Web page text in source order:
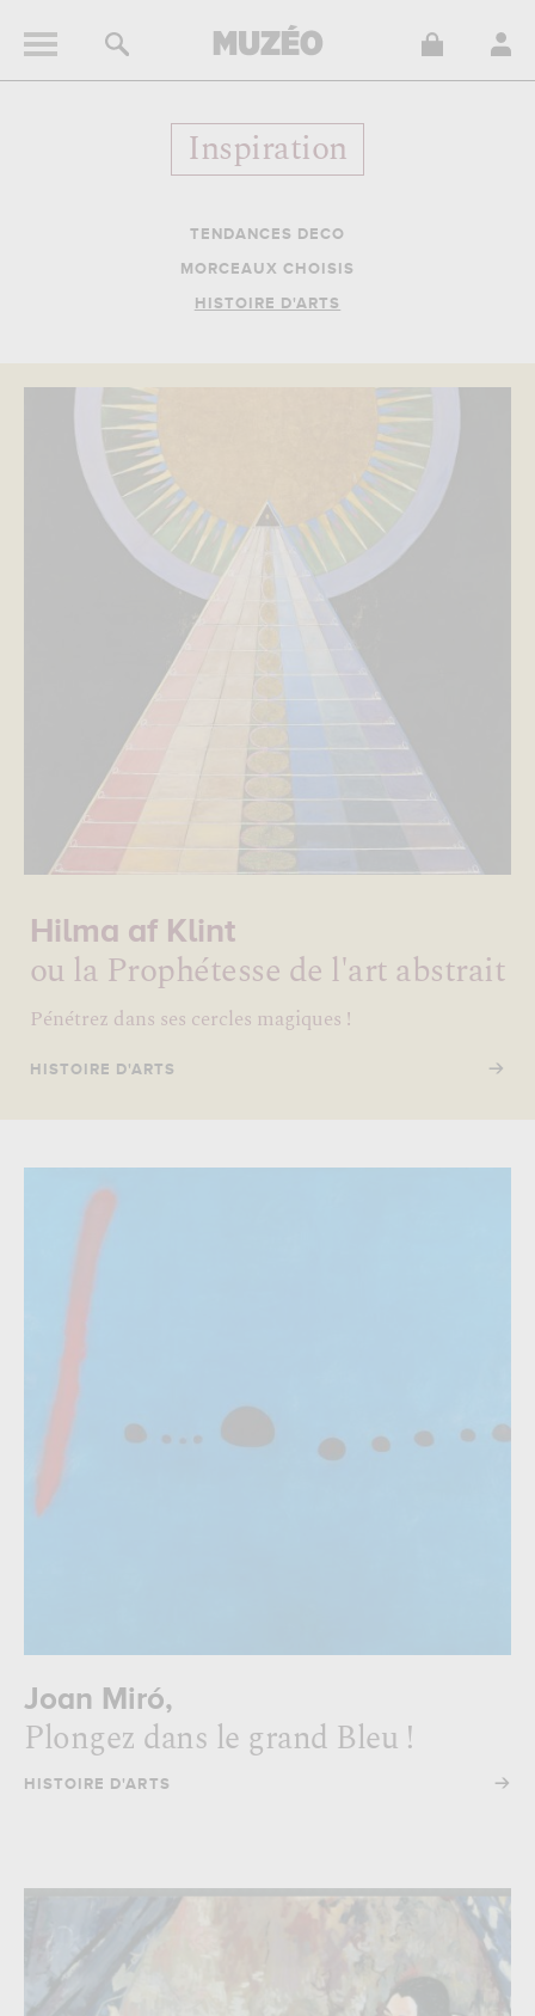
Inspiration
TENDANCES DECO
MORCEAUX CHOISIS
HISTOIRE D'ARTS
Hilma af Klint
ou la Prophétesse de l'art abstrait
Pénétrez dans ses cercles magiques !
HISTOIRE D'ARTS →
Joan Miró,
Plongez dans le grand Bleu !
HISTOIRE D'ARTS →